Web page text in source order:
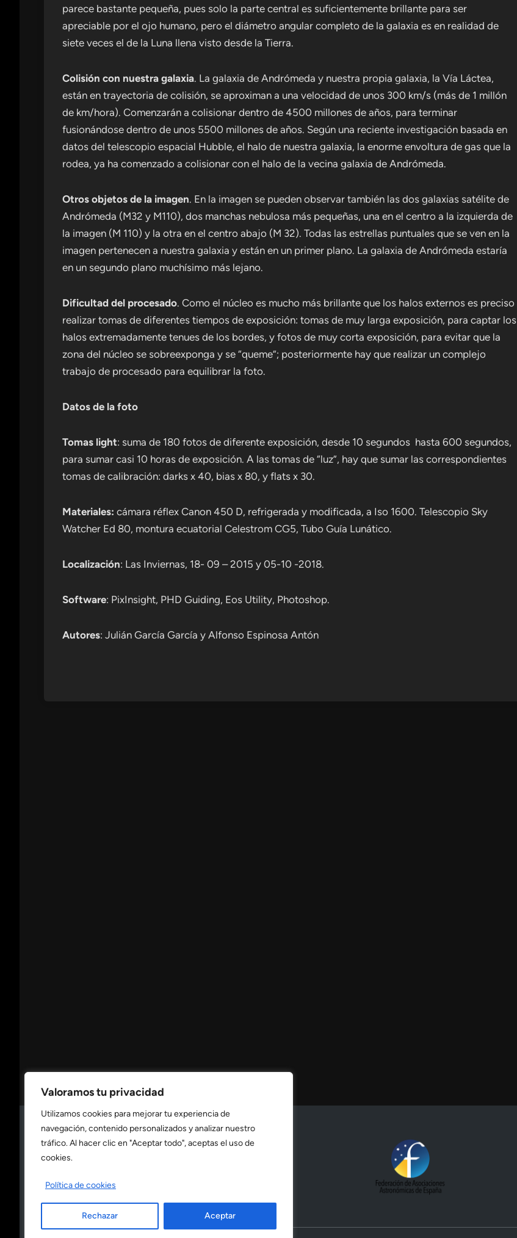
Valoramos tu privacidad
Utilizamos cookies para mejorar tu experiencia de
navegación, contenido personalizados y analizar nuestro
tráfico. Al hacer clic en "Aceptar todo", aceptas el uso de
cookies.
Política de cookies
Rechazar Aceptar
parece bastante pequeña, pues solo la parte central es suficientemente brillante para ser
apreciable por el ojo humano, pero el diámetro angular completo de la galaxia es en realidad de
siete veces el de la Luna llena visto desde la Tierra.
Colisión con nuestra galaxia. La galaxia de Andrómeda y nuestra propia galaxia, la Vía Láctea,
están en trayectoria de colisión, se aproximan a una velocidad de unos 300 km/s (más de 1 millón
de km/hora). Comenzarán a colisionar dentro de 4500 millones de años, para terminar
fusionándose dentro de unos 5500 millones de años. Según una reciente investigación basada en
datos del telescopio espacial Hubble, el halo de nuestra galaxia, la enorme envoltura de gas que la
rodea, ya ha comenzado a colisionar con el halo de la vecina galaxia de Andrómeda.
Otros objetos de la imagen. En la imagen se pueden observar también las dos galaxias satélite de
Andrómeda (M32 y M110), dos manchas nebulosa más pequeñas, una en el centro a la izquierda de
la imagen (M 110) y la otra en el centro abajo (M 32). Todas las estrellas puntuales que se ven en la
imagen pertenecen a nuestra galaxia y están en un primer plano. La galaxia de Andrómeda estaría
en un segundo plano muchísimo más lejano.
Dificultad del procesado. Como el núcleo es mucho más brillante que los halos externos es preciso
realizar tomas de diferentes tiempos de exposición: tomas de muy larga exposición, para captar los
halos extremadamente tenues de los bordes, y fotos de muy corta exposición, para evitar que la
zona del núcleo se sobreexponga y se “queme”; posteriormente hay que realizar un complejo
trabajo de procesado para equilibrar la foto.
Datos de la foto
Tomas light: suma de 180 fotos de diferente exposición, desde 10 segundos hasta 600 segundos,
para sumar casi 10 horas de exposición. A las tomas de “luz”, hay que sumar las correspondientes
tomas de calibración: darks x 40, bias x 80, y flats x 30.
Materiales: cámara réflex Canon 450 D, refrigerada y modificada, a Iso 1600. Telescopio Sky
Watcher Ed 80, montura ecuatorial Celestrom CG5, Tubo Guía Lunático.
Localización: Las Inviernas, 18- 09 – 2015 y 05-10 -2018.
Software: PixInsight, PHD Guiding, Eos Utility, Photoshop.
Autores: Julián García García y Alfonso Espinosa Antón
Consulta nuestrapolítica de privacidad